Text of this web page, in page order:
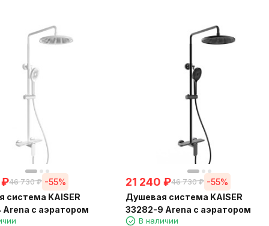
₽46 730 ₽ -55%
система KAISER
с аэратором
21 240 ₽46 730 ₽ -55%
Душевая система KAISER
33282-9 Arena с аэратором
В наличии